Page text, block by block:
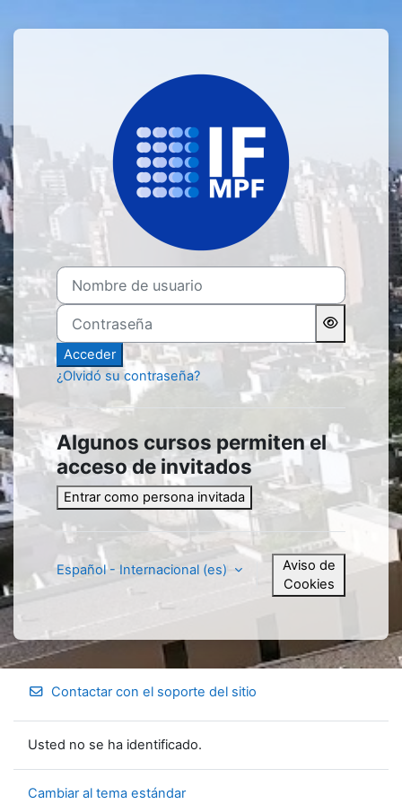
Entrar a
Nombre de usuario
Contraseña
Acceder
¿Olvidó su contraseña?
Algunos cursos permiten el
acceso de invitados
Entrar como persona invitada
Español - Internacional ‎(es)‎
Aviso de
Cookies
Contactar con el soporte del sitio
Usted no se ha identificado.
Cambiar al tema estándar